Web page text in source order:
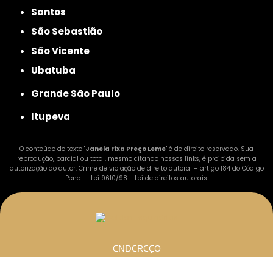
Santos
São Sebastião
São Vicente
Ubatuba
Grande São Paulo
Itupeva
O conteúdo do texto "Janela Fixa Preço Leme" é de direito reservado. Sua
reprodução, parcial ou total, mesmo citando nossos links, é proibida sem a
autorização do autor. Crime de violação de direito autoral – artigo 184 do Código
Penal – Lei 9610/98 - Lei de direitos autorais.
ENDEREÇO